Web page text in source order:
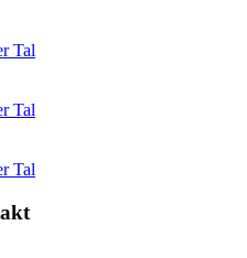
Tal
Tal
Tal